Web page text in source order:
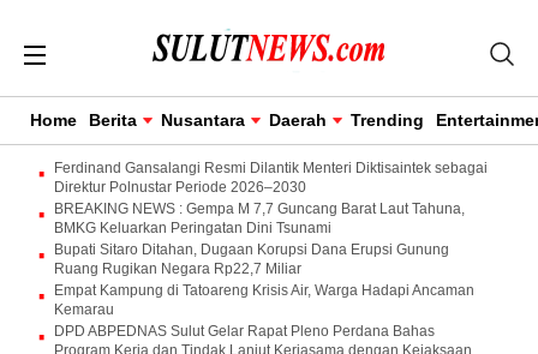
Home Berita Nusantara Daerah Trending
Ferdinand Gansalangi Resmi Dilantik Menteri Diktisaintek sebagai
Direktur Polnustar Periode 2026–2030
BREAKING NEWS : Gempa M 7,7 Guncang Barat Laut Tahuna,
BMKG Keluarkan Peringatan Dini Tsunami
Bupati Sitaro Ditahan, Dugaan Korupsi Dana Erupsi Gunung
Ruang Rugikan Negara Rp22,7 Miliar
Empat Kampung di Tatoareng Krisis Air, Warga Hadapi Ancaman
Kemarau
DPD ABPEDNAS Sulut Gelar Rapat Pleno Perdana Bahas
Program Kerja dan Tindak Lanjut Kerjasama dengan Kejaksaan